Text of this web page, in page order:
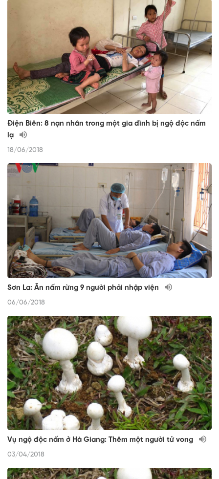
Điện Biên: 8 nạn nhân trong một gia đình bị ngộ độc nấm
lạ
18/06/2018
Sơn La: Ăn nấm rừng 9 người phải nhập viện
06/06/2018
Vụ ngộ độc nấm ở Hà Giang: Thêm một người tử vong
03/04/2018